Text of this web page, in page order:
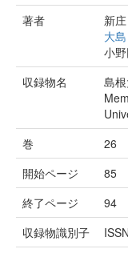
著者
新
大
小
収録物名
島
巻
26
開始ページ
85
終了ページ
94
収録物識別子